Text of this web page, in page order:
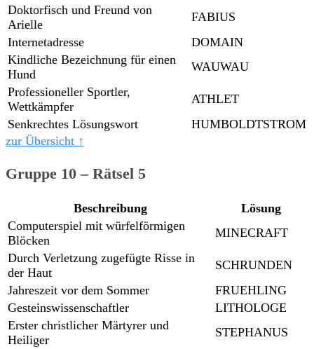
Doktorfisch und Freund von
Arielle
FABIUS
Internetadresse
DOMAIN
Kindliche Bezeichnung für einen
Hund
WAUWAU
Professioneller Sportler,
Wettkämpfer
ATHLET
Senkrechtes Lösungswort
HUMBOLDTSTROM
zur Übersicht ↑
Gruppe 10 – Rätsel 5
Beschreibung
Lösung
Computerspiel mit würfelförmigen
Blöcken
MINECRAFT
Durch Verletzung zugefügte Risse in
der Haut
SCHRUNDEN
Jahreszeit vor dem Sommer
FRUEHLING
Gesteinswissenschaftler
LITHOLOGE
Erster christlicher Märtyrer und
Heiliger
STEPHANUS